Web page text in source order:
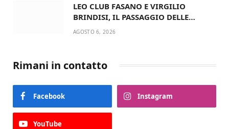
LEO CLUB FASANO E VIRGILIO
BRINDISI, IL PASSAGGIO DELLE
CONSEGNE RINNOVA UN’AMICIZIA
AGOSTO 6, 2026
Rimani in contatto
Facebook Instagram
YouTube